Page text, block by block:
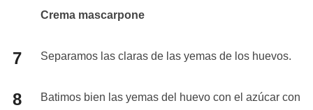
Crema mascarpone
Separamos las claras de las yemas de los huevos.
Batimos bien las yemas del huevo con el azúcar con